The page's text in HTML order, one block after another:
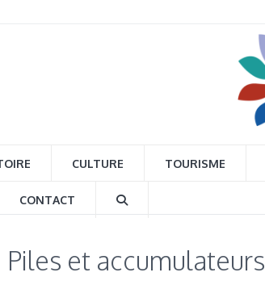
CULTURE TOURISME
CONTACT
Piles et accumulateurs